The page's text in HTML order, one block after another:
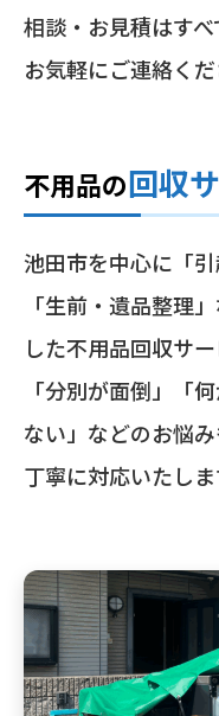
相談・お見積はす
お気軽にご連絡くだ
不用品の回収
池田市を中心に「
「生前・遺品整理
した不用品回収サ
「分別が面倒」「
ない」などのお悩
丁寧に対応いたしま